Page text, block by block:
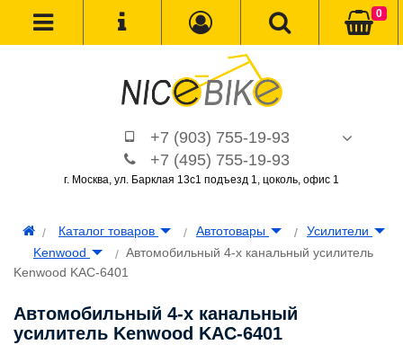
+7 (903) 755-19-93
+7 (495) 755-19-93
г. Москва, ул. Барклая 13с1 подъезд 1, цоколь, офис 1
0
Каталог товаров Автотовары
Усилители
Kenwood
Автомобильный 4-х канальный усилитель
Kenwood KAC-6401
Автомобильный 4-х канальный
усилитель Kenwood KAC-6401